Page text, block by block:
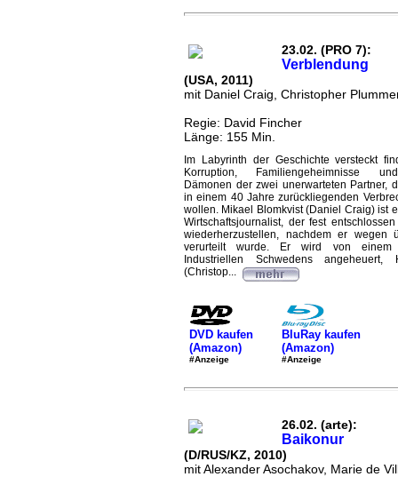
23.02. (PRO 7):
Verblendung
(USA, 2011)
mit Daniel Craig, Christopher
Regie: David Fincher
Länge: 155 Min.
Im Labyrinth der Geschichte versteckt
Korruption, Familiengeheimnisse
Dämonen der zwei unerwarteten Partner,
in einem 40 Jahre zurückliegenden
wollen. Mikael Blomkvist (Daniel Craig) ist
Wirtschaftsjournalist, der fest
wiederherzustellen, nachdem er wegen
verurteilt wurde. Er wird von einem
Industriellen Schwedens angeheuert,
(Christop...
DVD kaufen
(Amazon)
#Anzeige
BluRay kaufen
(Amazon)
#Anzeige
26.02. (arte):
Baikonur
(D/RUS/KZ, 2010)
mit Alexander Asochakov, Marie de